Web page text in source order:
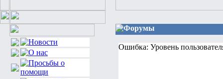
Форумы
Ошибка: Уровень